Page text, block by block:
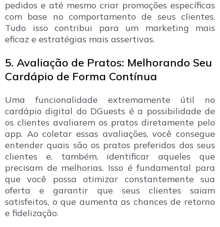
pedidos e até mesmo criar promoções específicas
com base no comportamento de seus clientes.
Tudo isso contribui para um marketing mais
eficaz e estratégias mais assertivas.
5. Avaliação de Pratos: Melhorando Seu
Cardápio de Forma Contínua
Uma funcionalidade extremamente útil no
cardápio digital do DGuests é a possibilidade de
os clientes avaliarem os pratos diretamente pelo
app. Ao coletar essas avaliações, você consegue
entender quais são os pratos preferidos dos seus
clientes e, também, identificar aqueles que
precisam de melhorias. Isso é fundamental para
que você possa otimizar constantemente sua
oferta e garantir que seus clientes saiam
satisfeitos, o que aumenta as chances de retorno
e fidelização.